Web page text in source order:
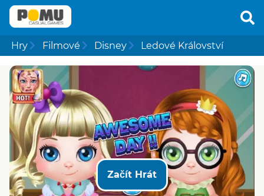
Hry Filmové Disney Ledové Království
Začít Hrát